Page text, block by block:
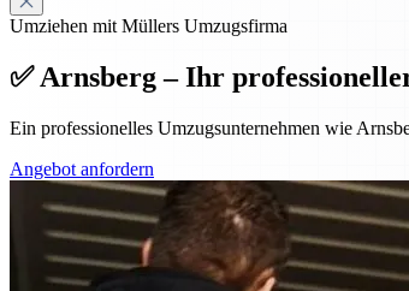
Umziehen mit Müllers Umzugsfirma
✅ Arnsberg – Ihr
Ein professionelles Umzugsunternehmen wie
Angebot anfordern